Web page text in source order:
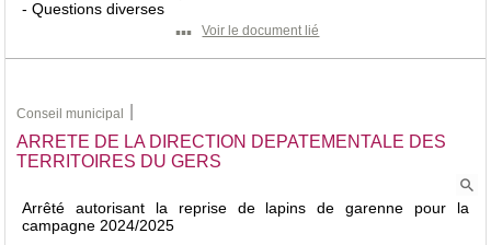
▪▪▪
Voir le document lié
Conseil municipal
ARRETE DE LA DIRECTION DEPATEMENTALE DES
TERRITOIRES DU GERS
Arrêté autorisant la reprise de lapins de garenne pour la
campagne 2024/2025